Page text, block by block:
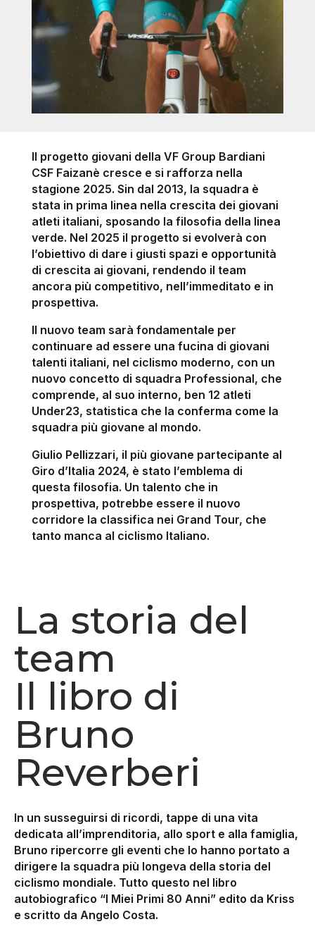
Il progetto giovani della VF Group Bardiani
CSF Faizanè cresce e si rafforza nella
stagione 2025. Sin dal 2013, la squadra è
stata in prima linea nella crescita dei giovani
atleti italiani, sposando la filosofia della linea
verde. Nel 2025 il progetto si evolverà con
l’obiettivo di dare i giusti spazi e opportunità
di crescita ai giovani, rendendo il team
ancora più competitivo, nell’immeditato e in
prospettiva.
Il nuovo team sarà fondamentale per
continuare ad essere una fucina di giovani
talenti italiani, nel ciclismo moderno, con un
nuovo concetto di squadra Professional, che
comprende, al suo interno, ben 12 atleti
Under23, statistica che la conferma come la
squadra più giovane al mondo.
Giulio Pellizzari, il più giovane partecipante al
Giro d’Italia 2024, è stato l’emblema di
questa filosofia. Un talento che in
prospettiva, potrebbe essere il nuovo
corridore la classifica nei Grand Tour, che
tanto manca al ciclismo Italiano.
La storia del
team
Il libro di
Bruno
Reverberi
In un susseguirsi di ricordi, tappe di una vita
dedicata all’imprenditoria, allo sport e alla famiglia,
Bruno ripercorre gli eventi che lo hanno portato a
dirigere la squadra più longeva della storia del
ciclismo mondiale. Tutto questo nel libro
autobiografico “I Miei Primi 80 Anni” edito da Kriss
e scritto da Angelo Costa.